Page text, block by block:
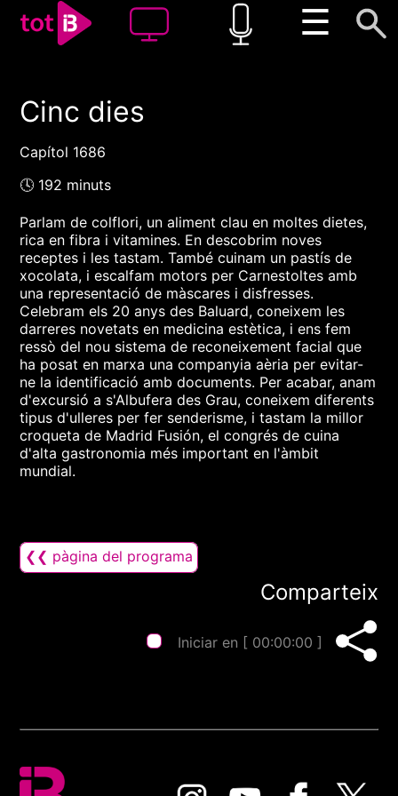
☰
00:00 00:00
Cinc dies
Capítol 1686
🕓 192 minuts
Parlam de colflori, un aliment clau en moltes dietes,
rica en fibra i vitamines. En descobrim noves
receptes i les tastam. També cuinam un pastís de
xocolata, i escalfam motors per Carnestoltes amb
una representació de màscares i disfresses.
Celebram els 20 anys des Baluard, coneixem les
darreres novetats en medicina estètica, i ens fem
ressò del nou sistema de reconeixement facial que
ha posat en marxa una companyia aèria per evitar-
ne la identificació amb documents. Per acabar, anam
d'excursió a s'Albufera des Grau, coneixem diferents
tipus d'ulleres per fer senderisme, i tastam la millor
croqueta de Madrid Fusión, el congrés de cuina
d'alta gastronomia més important en l'àmbit
mundial.
❮❮ pàgina del programa
Comparteix
Iniciar en [ 00:00:00 ]